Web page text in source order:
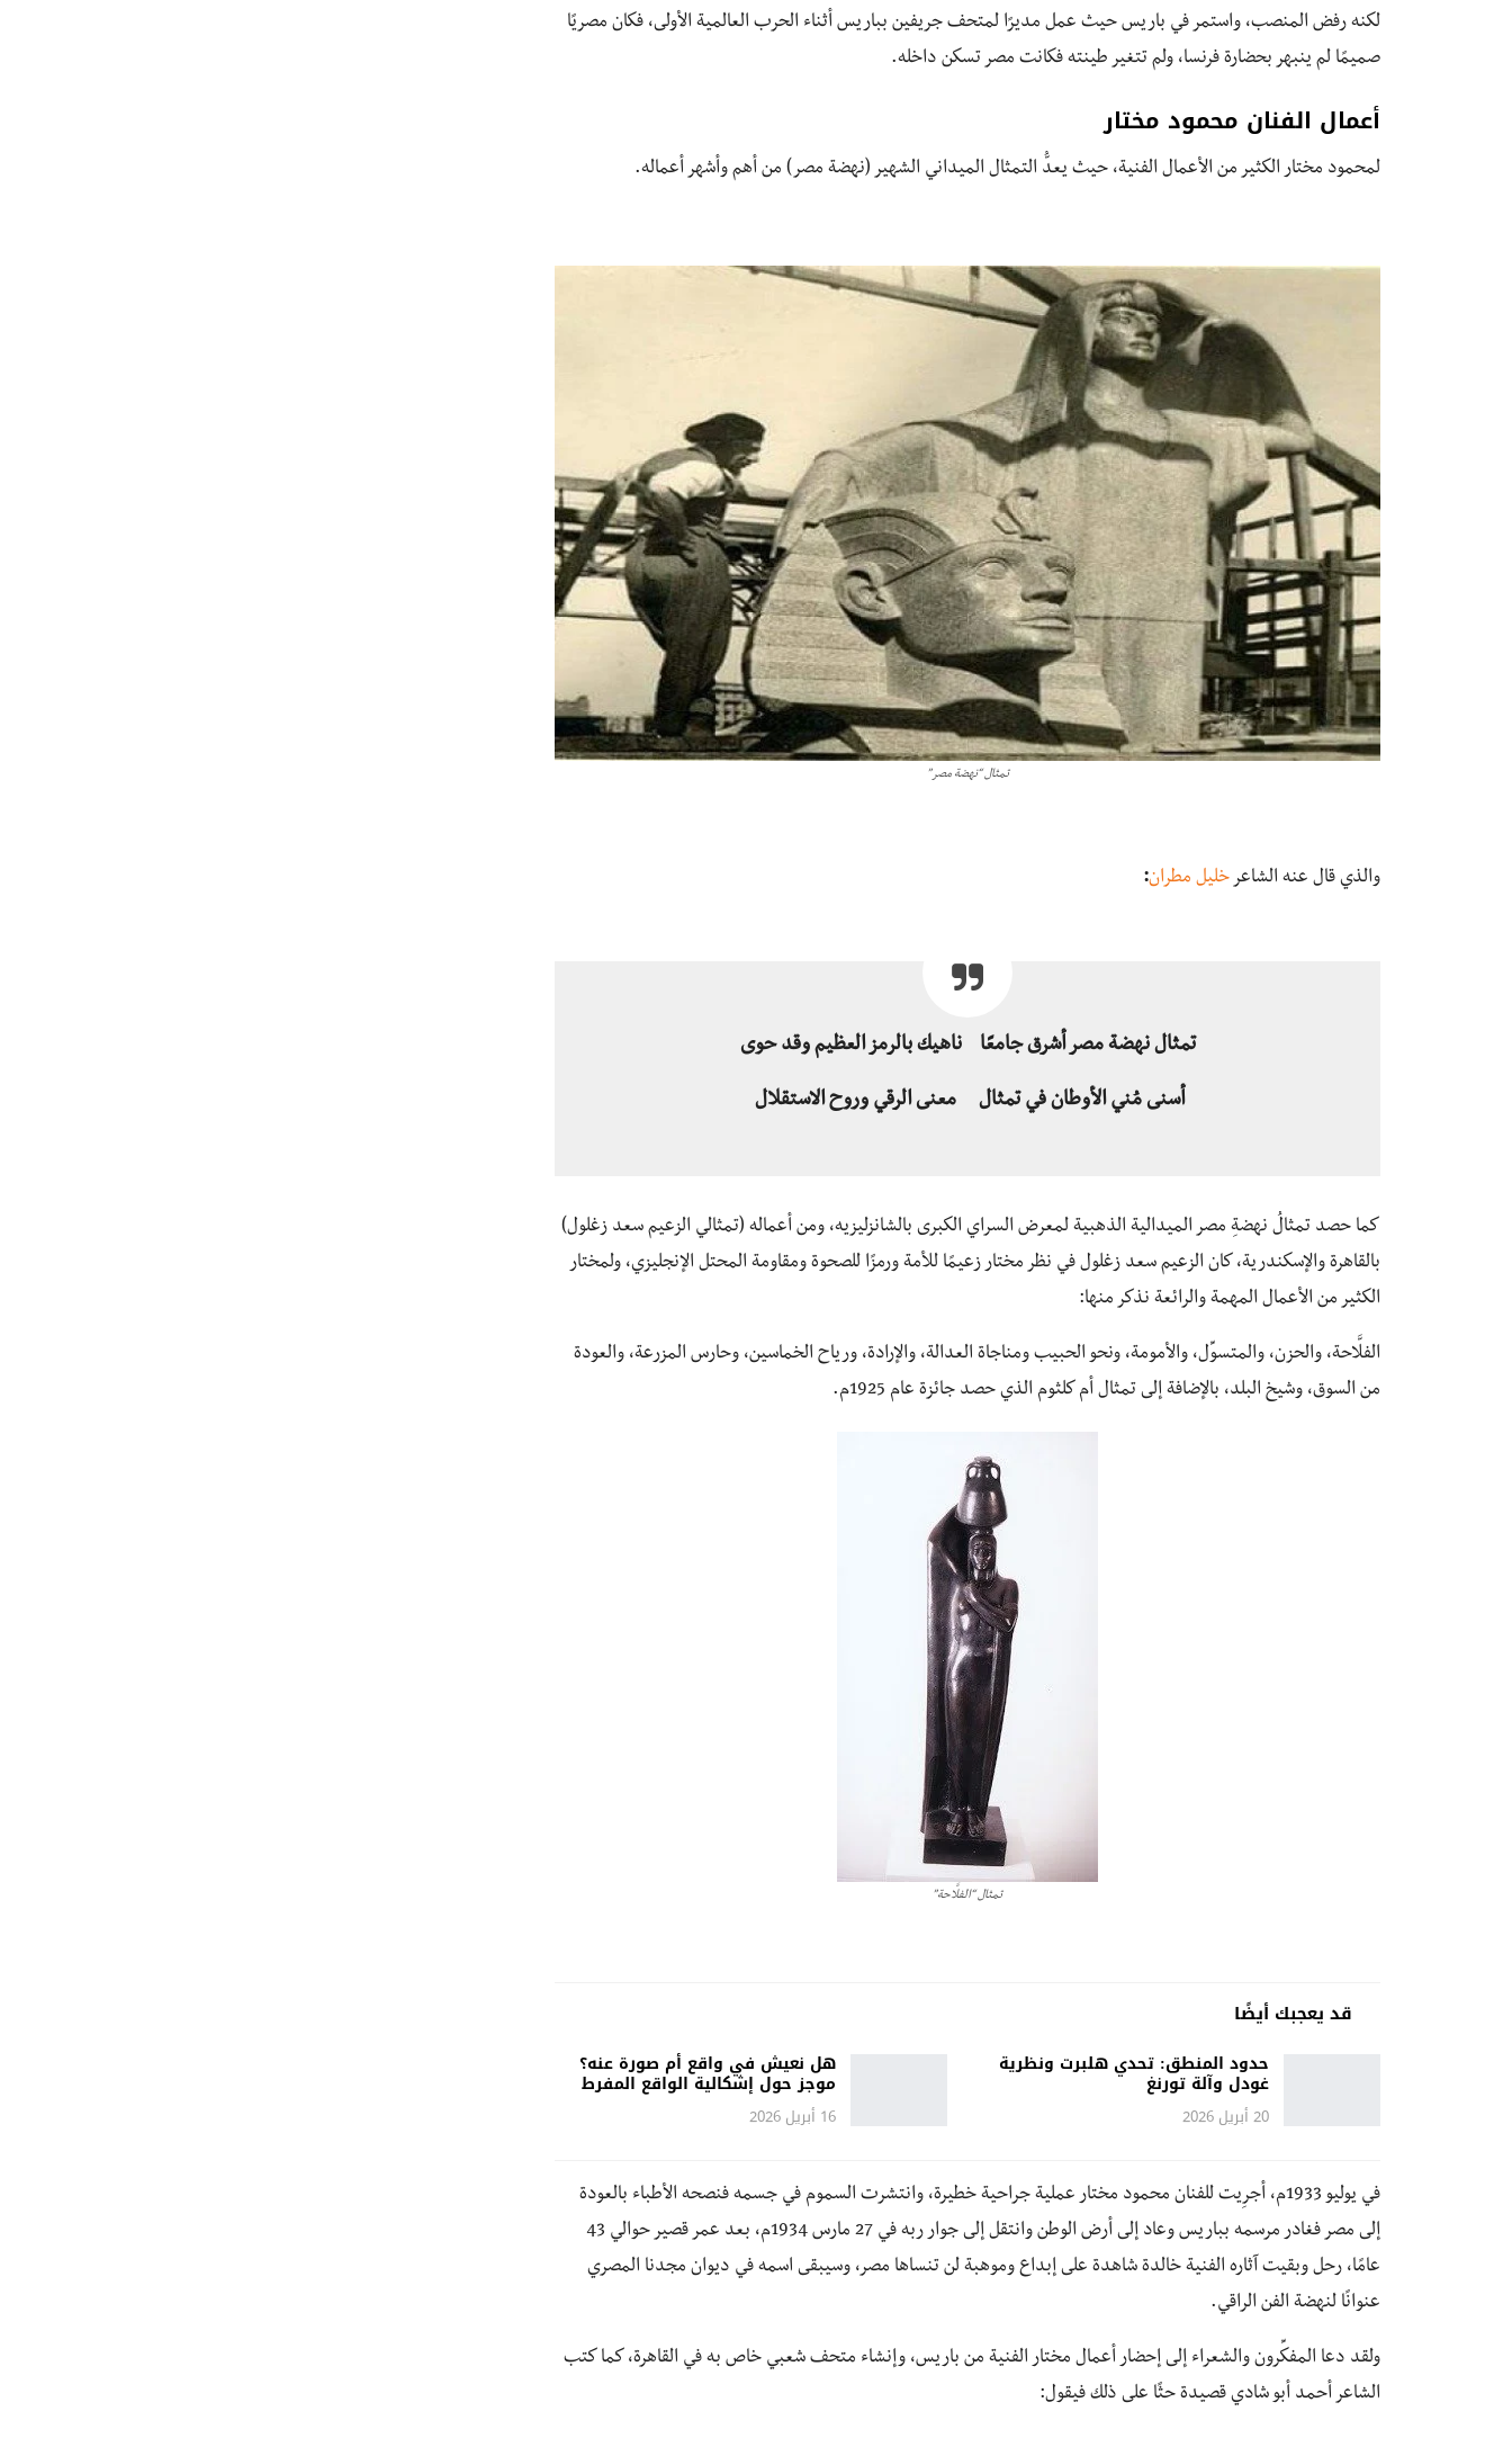
لكنه رفض المنصب، واستمر في باريس حيث عمل مديرًا لمتحف جريفين بباريس أثناء الحرب العالمية الأولى، فكان مصريًا
صميمًا لم ينبهر بحضارة فرنسا، ولم تتغير طينته فكانت مصر تسكن داخله.
أعمال الفنان محمود مختار
لمحمود مختار الكثير من الأعمال الفنية، حيث يعدُّ التمثال الميداني الشهير (نهضة مصر) من أهم وأشهر أعماله.
تمثال “نهضة مصر”
والذي قال عنه الشاعرخليل مطران:
تمثال نهضة مصر أشرق جامعًا ناهيك بالرمز العظيم وقد حوى
أسنى مُني الأوطان في تمثال معنى الرقي وروح الاستقلال
كما حصد تمثالُ نهضةِ مصر الميدالية الذهبية لمعرض السراي الكبرى بالشانزليزيه، ومن أعماله (تمثالي الزعيم سعد زغلول)
بالقاهرة والإسكندرية، كان الزعيم سعد زغلول في نظر مختار زعيمًا للأمة ورمزًا للصحوة ومقاومة المحتل الإنجليزي، ولمختار
الكثير من الأعمال المهمة والرائعة نذكر منها:
الفلَّاحة، والحزن، والمتسوِّل، والأمومة، ونحو الحبيب ومناجاة العدالة، والإرادة، ورياح الخماسين، وحارس المزرعة، والعودة
من السوق، وشيخ البلد، بالإضافة إلى تمثال أم كلثوم الذي حصد جائزة عام 1925م.
تمثال “الفلَّاحة”
قد يعجبك أيضًا
حدود المنطق: تحدي هلبرت ونظرية
غودل وآلة تورنغ
20 أبريل 2026
هل نعيش في واقع أم صورة عنه؟
موجز حول إشكالية الواقع المفرط
16 أبريل 2026
في يوليو 1933م، أجرِيت للفنان محمود مختار عملية جراحية خطيرة، وانتشرت السموم في جسمه فنصحه الأطباء بالعودة
إلى مصر فغادر مرسمه بباريس وعاد إلى أرض الوطن وانتقل إلى جوار ربه في 27 مارس 1934م، بعد عمر قصير حوالي 43
عامًا، رحل وبقيت آثاره الفنية خالدة شاهدة على إبداع وموهبة لن تنساها مصر، وسيبقى اسمه في ديوان مجدنا المصري
عنوانًا لنهضة الفن الراقي.
ولقد دعا المفكِّرون والشعراء إلى إحضار أعمال مختار الفنية من باريس، وإنشاء متحف شعبي خاص به في القاهرة، كما كتب
الشاعر أحمد أبو شادي قصيدة حثًا على ذلك فيقول: